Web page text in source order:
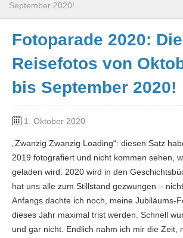
September 2020!
Fotoparade 2020:
Reisefotos von
bis September 2020!
1. Oktober 2020
„Zwanzig Zwanzig Loading“: diesen Satz
2019 fotografiert und nicht kommen sehen,
geladen wird. 2020 wird in den
hat uns alle zum Stillstand gezwungen –
Anfangs dachte ich noch, meine Jubiläums-
dieses Jahr maximal trist werden. Schnell
und gar nicht. Endlich nahm ich mir die Zeit,